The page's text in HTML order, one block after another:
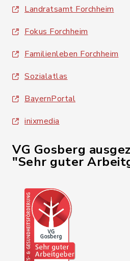
Landratsamt Forchheim
Fokus Forchheim
Familienleben Forchheim
Sozialatlas
BayernPortal
inixmedia
VG Gosberg
"Sehr guter